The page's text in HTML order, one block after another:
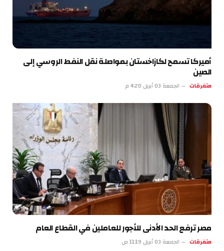
أميركا تسمح لكازاخستان بمواصلة نقل النفط الروسي إلى
الصين
متفرقات الجمعة 03 أبريل 4:20 م
مصر ترفع الحد الأدنى للأجور للعاملين في القطاع العام
متفرقات الجمعة 03 أبريل 11:19 ص